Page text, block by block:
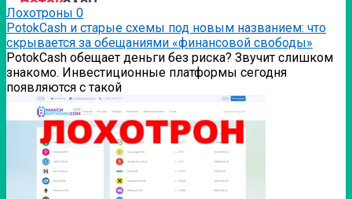
Лохотроны 0
PotokCash и старые схемы под новым названием: что
скрывается за обещаниями «финансовой свободы»
PotokCash обещает деньги без риска? Звучит слишком
знакомо. Инвестиционные платформы сегодня
появляются с такой